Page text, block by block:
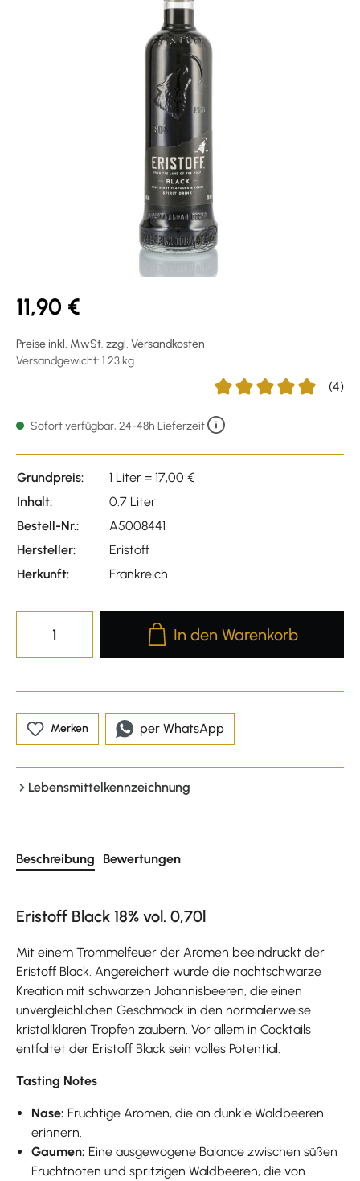
11,90 €
Preise inkl. MwSt. zzgl. Versandkosten
Versandgewicht: 1.23 kg
(4)
Sofort verfügbar, 24-48h Lieferzeit
Grundpreis:
1 Liter = 17,00 €
Inhalt:
0.7 Liter
Bestell-Nr.:
A5008441
Hersteller:
Eristoff
Herkunft:
Frankreich
Produkt Anzahl: Gib den
In den Warenkorb
Merken per WhatsApp
Lebensmittelkennzeichnung
Beschreibung Bewertungen
Eristoff Black 18% vol. 0,70l
Mit einem Trommelfeuer der Aromen beeindruckt der
Eristoff Black. Angereichert wurde die nachtschwarze
Kreation mit schwarzen Johannisbeeren, die einen
unvergleichlichen Geschmack in den normalerweise
kristallklaren Tropfen zaubern. Vor allem in Cocktails
entfaltet der Eristoff Black sein volles Potential.
Tasting Notes
Nase: Fruchtige Aromen, die an dunkle Waldbeeren
erinnern.
Gaumen: Eine ausgewogene Balance zwischen süßen
Fruchtnoten und spritzigen Waldbeeren, die von